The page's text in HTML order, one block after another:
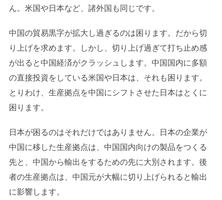
ん。米国や日本など、諸外国も同じです。
中国の貿易黒字が拡大し過ぎるのは困ります。だから切
り上げを求めます。しかし、切り上げ過ぎて打ち止め感
が出ると中国経済がクラッシュします。中国国内に多額
の直接投資をしている米国や日本は、それも困ります。
とりわけ、生産拠点を中国にシフトさせた日本はとくに
困ります。
日本が困るのはそれだけではありません。日本の企業が
中国に移した生産拠点は、中国国内向けの製品をつくる
先と、中国から輸出をするための先に大別されます。後
者の生産拠点は、中国元が大幅に切り上げられると輸出
に影響します。